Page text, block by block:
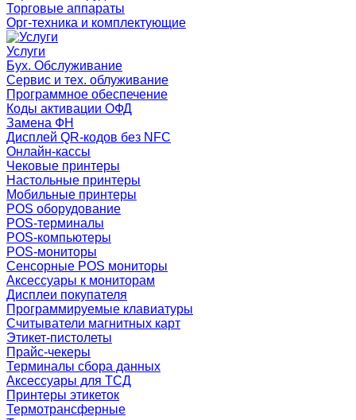
Торговые аппараты
Орг-техника и комплектующие
Услуги
Бух. Обслуживание
Сервис и тех. облуживание
Программное обеспечение
Коды активации ОФД
Замена ФН
Дисплей QR-кодов без NFC
Онлайн-кассы
Чековые принтеры
Настольные принтеры
Мобильные принтеры
POS оборудование
POS-терминалы
POS-компьютеры
POS-мониторы
Сенсорные POS мониторы
Аксессуары к мониторам
Дисплеи покупателя
Программируемые клавиатуры
Считыватели магнитных карт
Этикет-пистолеты
Прайс-чекеры
Терминалы сбора данных
Аксессуары для ТСД
Принтеры этикеток
Термотрансферные